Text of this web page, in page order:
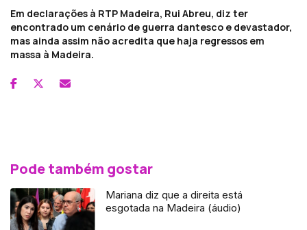
Em declarações à RTP Madeira, Rui Abreu, diz ter
encontrado um cenário de guerra dantesco e devastador,
mas ainda assim não acredita que haja regressos em
massa à Madeira.
Pode também gostar
Mariana diz que a direita está
esgotada na Madeira (áudio)